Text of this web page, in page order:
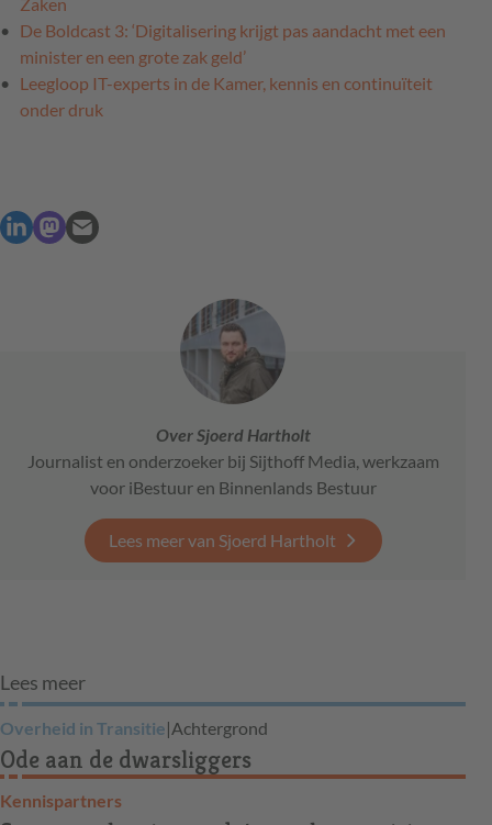
De Boldcast 3: ‘Digitalisering krijgt pas aandacht met een
minister en een grote zak geld’
Leegloop IT-experts in de Kamer, kennis en continuïteit
onder druk
Over Sjoerd Hartholt
Journalist en onderzoeker bij Sijthoff Media, werkzaam
voor iBestuur en Binnenlands Bestuur
Lees meer van Sjoerd Hartholt
Lees meer
Overheid in Transitie|Achtergrond
Ode aan de dwarsliggers
Kennispartners